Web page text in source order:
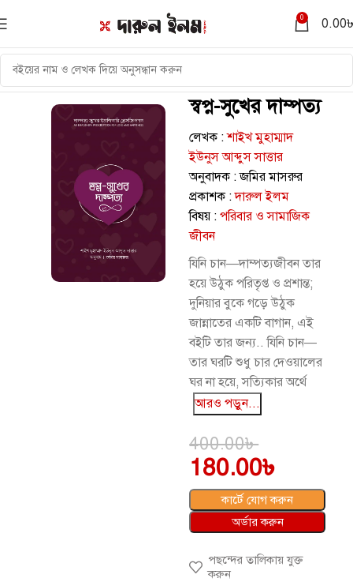
0 0.00
স্বপ্ন-সুখের দাম্পত্য
লেখক :শাইখ মুহাম্মাদ
ইউনুস আব্দুস সাত্তার
অনুবাদক : জমির মাসরুর
প্রকাশক :দারুল ইলম
বিষয় :পরিবার ও সামাজিক
জীবন
যিনি চান—দাম্পত্যজীবন তার
হয়ে উঠুক পরিতৃপ্ত ও প্রশান্ত;
দুনিয়ার বুকে গড়ে উঠুক
জান্নাতের একটি বাগান, এই
বইটি তার জন্য.. যিনি চান—
তার ঘরটি শুধু চার দেওয়ালের
ঘর না হয়ে, সত্যিকার অর্থে
আরও পড়ুন...
400.00৳
180.00৳
কার্টে যোগ করুন
অর্ডার করুন
পছন্দের তালিকায় যুক্ত
করুন